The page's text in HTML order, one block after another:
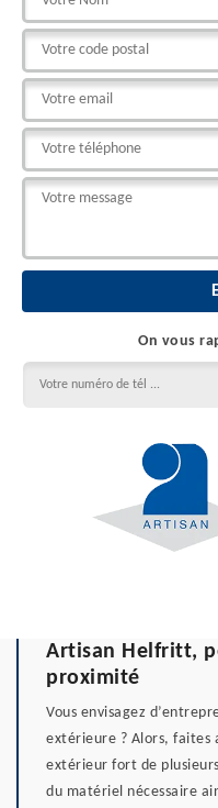
On vous
Artisan Helfritt,
proximité
Vous envisagez
extérieure ? Alors,
extérieur fort de plusieurs
du matériel nécessaire